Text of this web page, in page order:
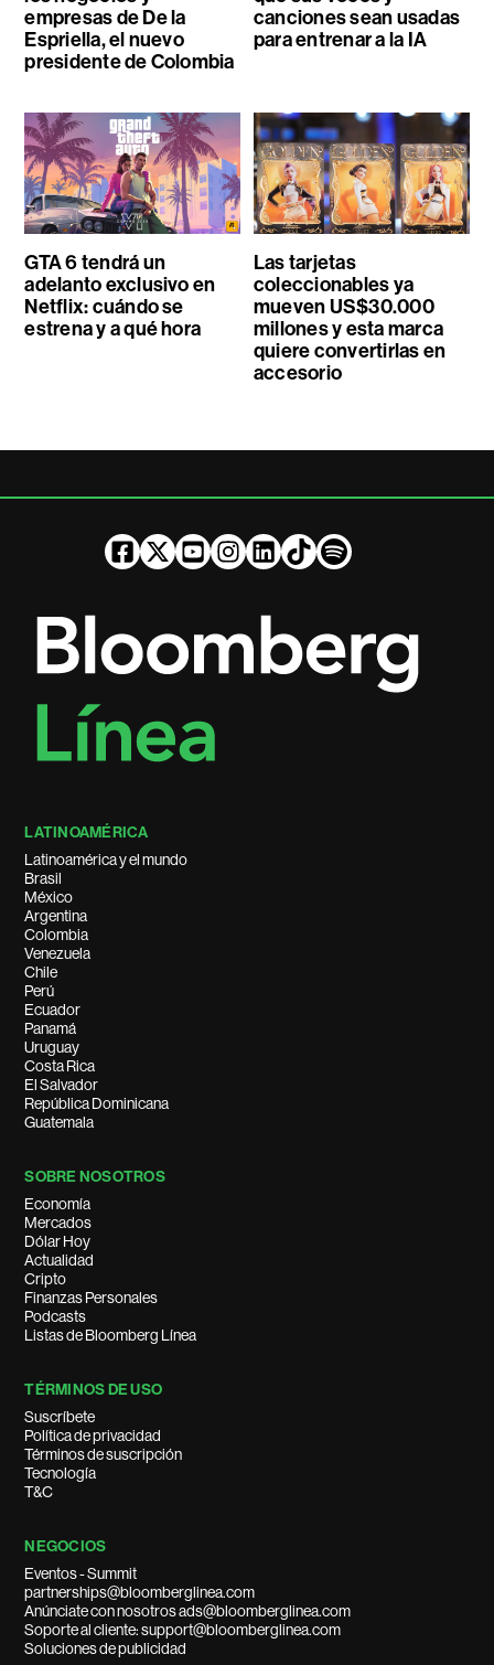
empresas de De la
Espriella, el nuevo
presidente de Colombia
canciones sean usadas
para entrenar a la IA
GTA 6 tendrá un
adelanto exclusivo en
Netflix: cuándo se
estrena y a qué hora
Las tarjetas
coleccionables ya
mueven US$30.000
millones y esta marca
quiere convertirlas en
accesorio
LATINOAMÉRICA
Latinoamérica y el mundo
Brasil
México
Argentina
Colombia
Venezuela
Chile
Perú
Ecuador
Panamá
Uruguay
Costa Rica
El Salvador
República Dominicana
Guatemala
SOBRE NOSOTROS
Economía
Mercados
Dólar Hoy
Actualidad
Cripto
Finanzas Personales
Podcasts
Listas de Bloomberg Línea
TÉRMINOS DE USO
Suscríbete
Política de privacidad
Términos de suscripción
Tecnología
T&C
NEGOCIOS
Eventos - Summit
partnerships@bloomberglinea.com
Anúnciate con nosotros ads@bloomberglinea.com
Soporte al cliente: support@bloomberglinea.com
Soluciones de publicidad